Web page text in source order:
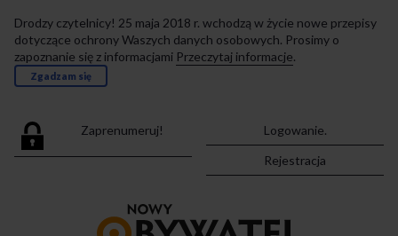
Drodzy czytelnicy! 25 maja 2018 r. wchodzą w życie nowe przepisy
dotyczące ochrony Waszych danych osobowych. Prosimy o
zapoznanie się z informacjami Przeczytaj informacje.
Zgadzam się
Zaprenumeruj!
Logowanie.
Rejestracja